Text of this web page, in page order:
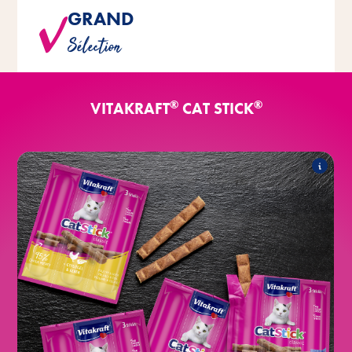
GRAND
Sélection
Riche variété de variétés aux goûts variés.
VITAKRAFT®CAT STICK®
Cat Stick
®
Classic
Les produits suivants font partie de
l'assortiment :
Cat Stick
®
au saumon
Cat Stick
®
à la volaille & au foie
®